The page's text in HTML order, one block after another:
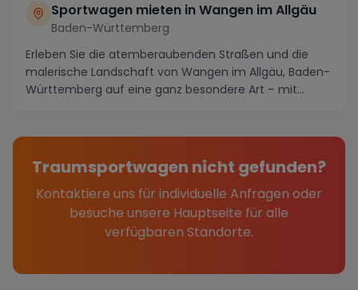
Sportwagen mieten in Wangen im Allgäu
Baden-Württemberg
Erleben Sie die atemberaubenden Straßen und die
malerische Landschaft von Wangen im Allgäu, Baden-
Württemberg auf eine ganz besondere Art – mit
Traumsportwagen nicht gefunden?
Kontaktiere uns für individuelle Anfragen oder
besuche unsere Hauptseite für alle
verfügbaren Standorte.